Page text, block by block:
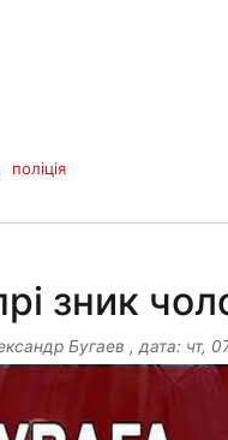
поліція
зник
Бугаев , дата: чт,